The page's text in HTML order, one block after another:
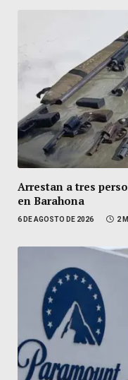
Arrestan a tres
en Barahona
6 DE AGOSTO DE 2026 2